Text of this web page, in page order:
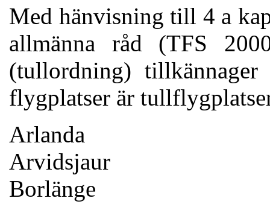
Med hänvisning till 4 a
allmänna råd (TFS
(tullordning)
flygplatser är
Arlanda
Arvidsjaur
Borlänge